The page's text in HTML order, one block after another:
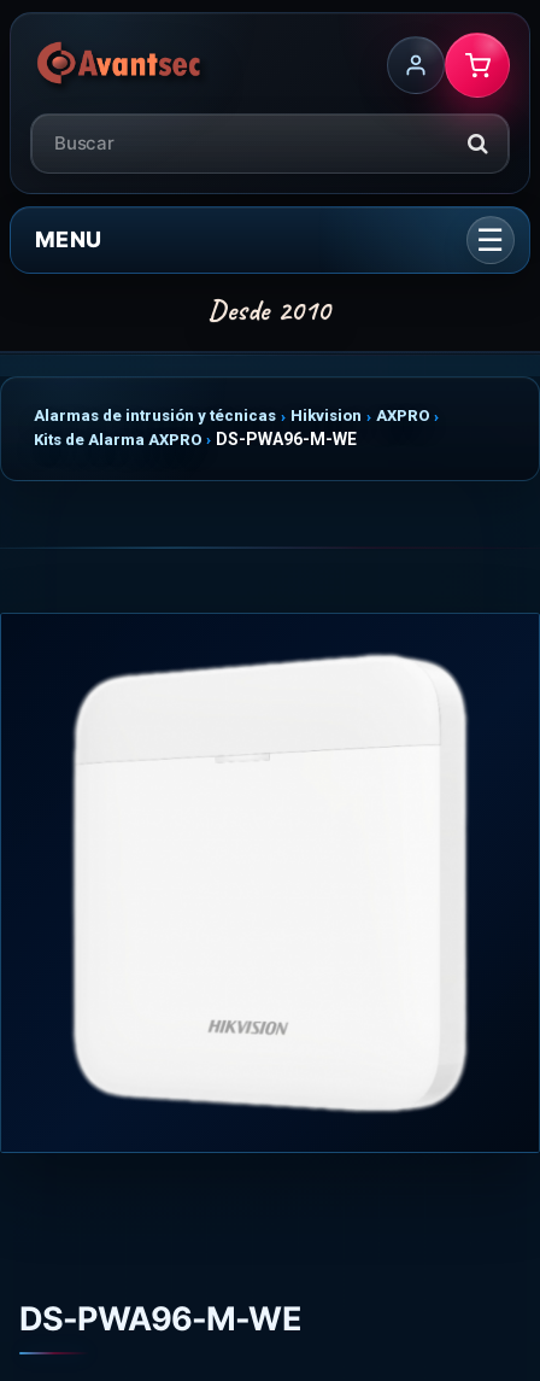
MENU
Alarmas de intrusión y técnicas Hikvision
AXPRO
Kits de Alarma AXPRO
DS-PWA96-M-WE
DS-PWA96-M-WE